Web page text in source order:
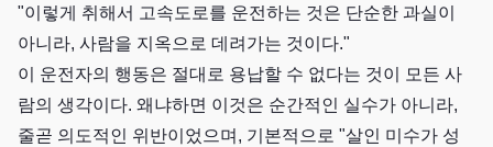
"이렇게 취해서 고속도로를 운전하는 것은 단순한 과실이
아니라, 사람을 지옥으로 데려가는 것이다."
이 운전자의 행동은 절대로 용납할 수 없다는 것이 모든 사
람의 생각이다. 왜냐하면 이것은 순간적인 실수가 아니라,
줄곧 의도적인 위반이었으며, 기본적으로 "살인 미수가 성